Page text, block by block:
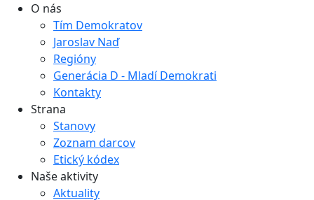
O nás
Tím Demokratov
Jaroslav Naď
Regióny
Generácia D - Mladí Demokrati
Kontakty
Strana
Stanovy
Zoznam darcov
Etický kódex
Naše aktivity
Aktuality